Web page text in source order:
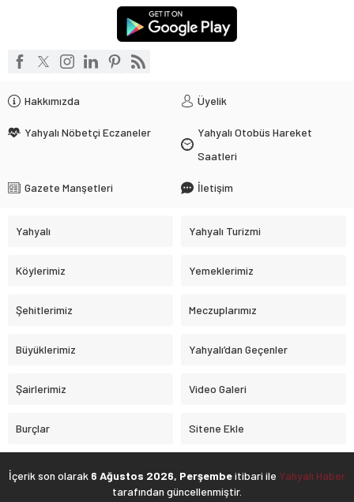
Hakkımızda Üyelik
Yahyalı Nöbetçi Eczaneler
Yahyalı Otobüs Hareket
Saatleri
Gazete Manşetleri İletişim
Yahyalı Yahyalı Turizmi
Köylerimiz Yemeklerimiz
Şehitlerimiz Meczuplarımız
Büyüklerimiz Yahyalı’dan Geçenler
Şairlerimiz Video Galeri
Burçlar Sitene Ekle
İçerik son olarak 6 Ağustos 2026, Perşembeitibari ile Yahyalı Haber
tarafından güncellenmiştir.